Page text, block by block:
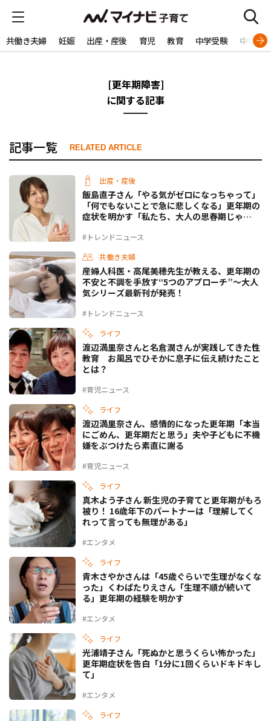
共働き夫婦 妊娠 出産・産後 育児 教育 中学受験 中学生
[更年期障害]
に関する記事
記事一覧 RELATED ARTICLE
出産・産後
#トレンドニュース
飯島直子さん「やる気がゼロになっちゃって」
「何でもないことで急に悲しくなる」更年期の
症状を明かす「私たち、大人の思春期じゃ
共働き夫婦
#トレンドニュース
産婦人科医・高尾美穂先生が教える、更年期の
不安と不調を手放す“5つのアプローチ”〜大人
気シリーズ最新刊が発売！
ライフ
#育児ニュース
渡辺満里奈さんと名倉潤さんが実践してきた性
教育 お風呂でひそかに息子に伝え続けたこと
とは？
ライフ
#育児ニュース
渡辺満里奈さん、感情的になった更年期「本当
にごめん、更年期だと思う」夫や子どもに不機
嫌をぶつけたら素直に謝る
ライフ
#エンタメ
真木よう子さん 新生児の子育てと更年期がもろ
被り！ 16歳年下のパートナーは「理解してく
れって言っても無理がある」
ライフ
#エンタメ
青木さやかさんは「45歳ぐらいで生理がなくな
った」くわばたりえさん「生理不順が続いて
る」更年期の経験を明かす
ライフ
#エンタメ
光浦靖子さん「死ぬかと思うくらい怖かった」
更年期症状を告白「1分に1回くらいドキドキし
て」
ライフ